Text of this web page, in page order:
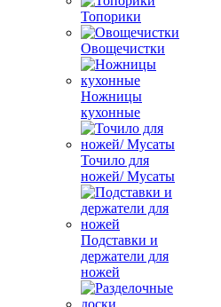
Топорики
Овощечистки
Ножницы
кухонные
Точило для
ножей/ Мусаты
Подставки и
держатели для
ножей